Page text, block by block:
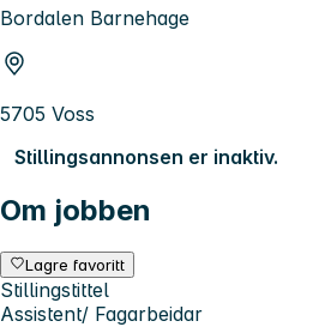
Bordalen Barnehage
5705 Voss
Stillingsannonsen er inaktiv.
Om jobben
Lagre favoritt
Stillingstittel
Assistent/ Fagarbeidar